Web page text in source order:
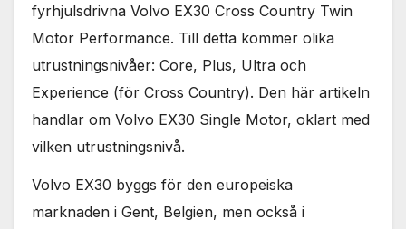
fyrhjulsdrivna Volvo EX30 Cross Country Twin
Motor Performance. Till detta kommer olika
utrustningsnivåer: Core, Plus, Ultra och
Experience (för Cross Country). Den här artikeln
handlar om Volvo EX30 Single Motor, oklart med
vilken utrustningsnivå.
Volvo EX30 byggs för den europeiska
marknaden i Gent, Belgien, men också i